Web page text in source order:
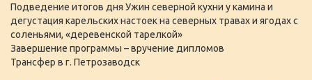
Подведение итогов дня Ужин северной кухни у камина и
дегустация карельских настоек на северных травах и ягодах с
соленьями, «деревенской тарелкой»
Завершение программы – вручение дипломов
Трансфер в г. Петрозаводск